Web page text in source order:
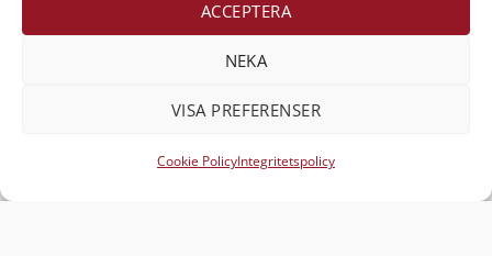
ACCEPTERA
NEKA
VISA PREFERENSER
Cookie PolicyIntegritetspolicy
Nordstan AB